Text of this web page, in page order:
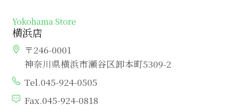
Yokohama Store
横浜店
〒246-0001
神奈川県横浜市瀬谷区卸本町5309-2
Tel.045-924-0505
Fax.045-924-0818